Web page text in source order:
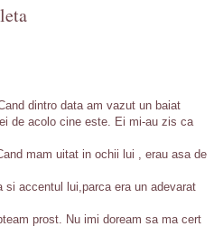
dintro data am vazut un baiat
de acolo cine este. Ei mi-au zis ca
mam uitat in ochii lui , erau asa de
accentul lui,parca era un adevarat
prost. Nu imi doream sa ma cert